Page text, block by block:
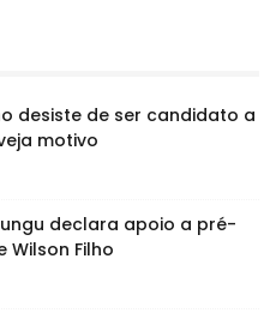
desiste de ser candidato a
motivo
declara apoio a pré-
Filho